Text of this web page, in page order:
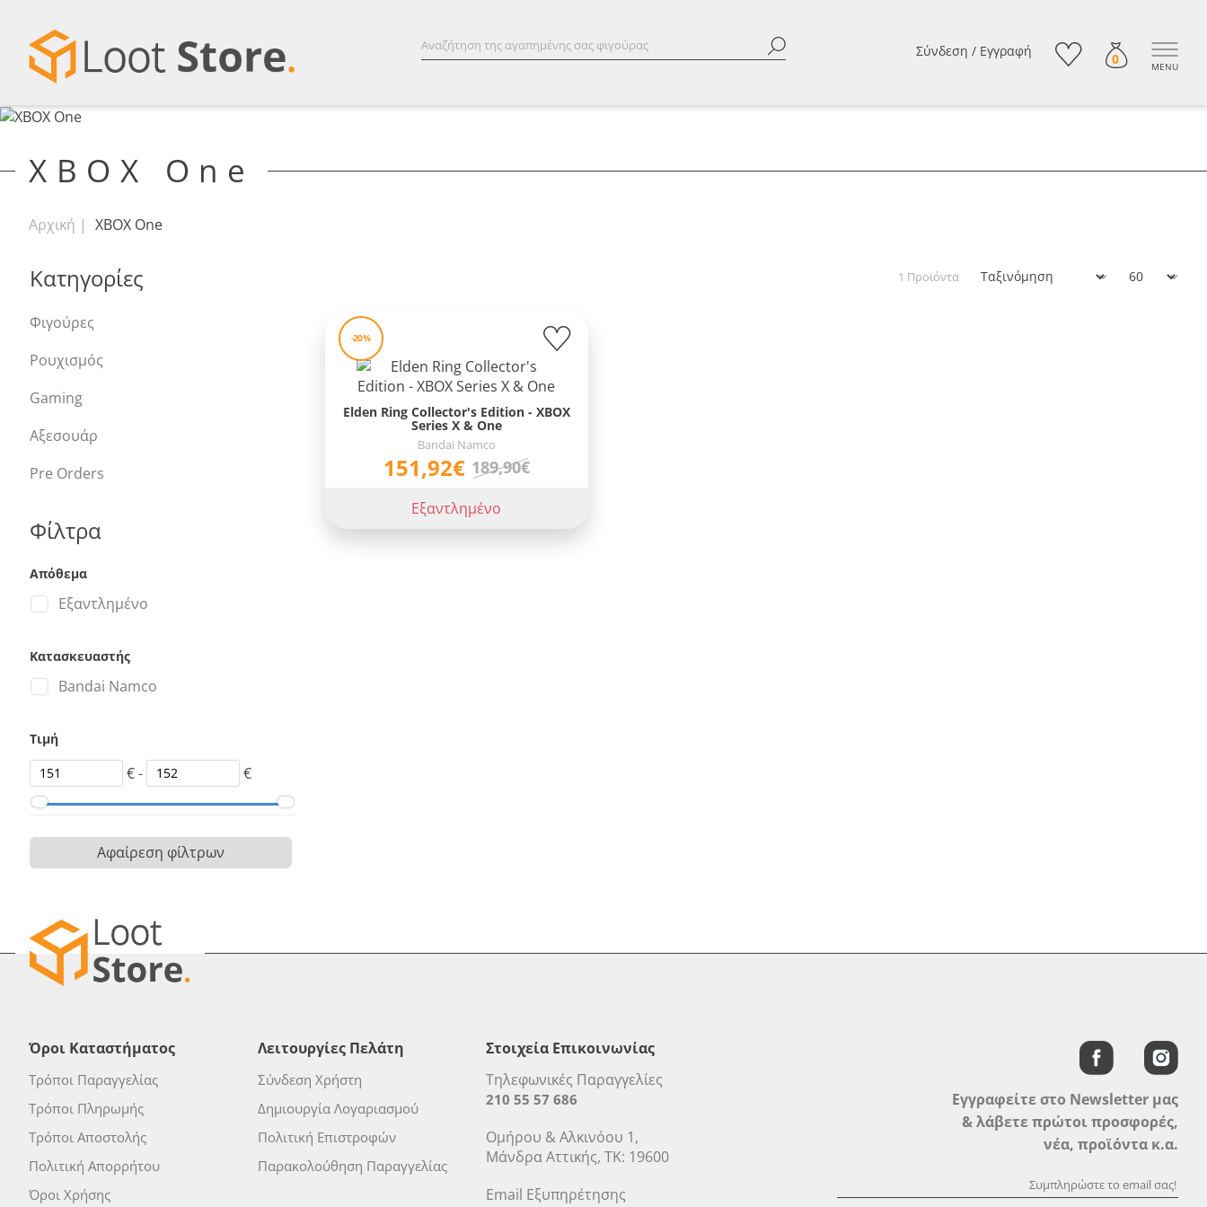
Σύνδεση / Εγγραφή 0 MENU
XBOX One
Αρχική XBOX One
Κατηγορίες
Φιγούρες
Ρουχισμός
Gaming
Αξεσουάρ
Pre Orders
Φίλτρα
Απόθεμα
Εξαντλημένο
Κατασκευαστής
Bandai Namco
Τιμή
€ - €
Αφαίρεση φίλτρων
1 Προϊόντα Ταξινόμηση Εμφάνιση:
-20%
Elden Ring Collector's Edition - XBOX
Series X & One
Bandai Namco
151,92€ 189,90€
Εξαντλημένο
Όροι Καταστήματος
Τρόποι Παραγγελίας
Τρόποι Πληρωμής
Τρόποι Αποστολής
Πολιτική Απορρήτου
Όροι Χρήσης
Λειτουργίες Πελάτη
Σύνδεση Χρήστη
Δημιουργία Λογαριασμού
Πολιτική Επιστροφών
Παρακολούθηση Παραγγελίας
Στοιχεία Επικοινωνίας
Τηλεφωνικές Παραγγελίες
210 55 57 686
Ομήρου & Αλκινόου 1,
Μάνδρα Αττικής, ΤΚ: 19600
Email Εξυπηρέτησης
Εγγραφείτε στο Newsletter μας
& λάβετε πρώτοι προσφορές,
νέα, προϊόντα κ.α.